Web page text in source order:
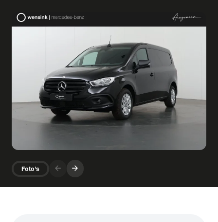
Foto's arrow_forward arrow_forward